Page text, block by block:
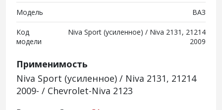
Модель ВАЗ
Код
модели
Niva Sport (усиленное) / Niva 2131, 21214
2009
Применимость
Niva Sport (усиленное) / Niva 2131, 21214
2009- / Chevrolet-Niva 2123